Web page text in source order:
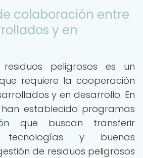
colaboración entre
y en
peligrosos es un
requiere la cooperación
y en desarrollo. En
establecido programas
que buscan transferir
tecnologías y buenas
de residuos peligrosos